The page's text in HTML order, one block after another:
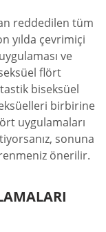
reddedilen tüm
yılda çevrimiçi
ve
flört
biseksüel
birbirine
uygulamaları
sonuna
önerilir.